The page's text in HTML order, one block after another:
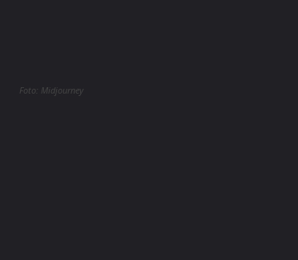
Foto: Midjourney